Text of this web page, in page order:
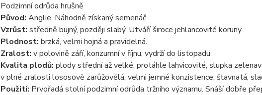
Podzimní odrůda hrušně
Původ: Anglie. Náhodně získaný semenáč.
Vzrůst: středně bujný, později slabý. Utváří široce jehlancovité koruny.
Plodnost: brzká, velmi hojná a pravidelná.
Zralost: v polovině září, konzumní v říjnu, vydrží do listopadu
Kvalita plodů: plody střední až velké, protáhle lahvicovité, slupka
v plné zralosti lososově zarůžovělá, velmi jemné konzistence, šťavnatá,
Použití: Prvořadá stolní podzimní odrůda tržního významu. Snáší dobře